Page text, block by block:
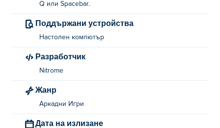
Q или Spacebar.
Поддържани устройства
Настолен компютър
Разработчик
Nitrome
Жанр
Аркадни Игри
Дата на излизане